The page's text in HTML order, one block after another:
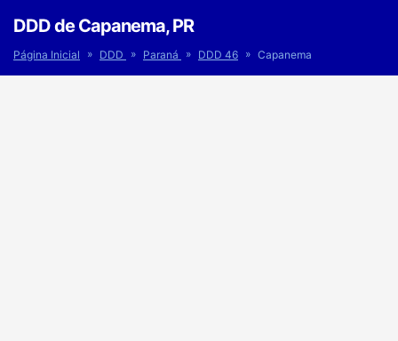
DDD de Capanema, PR
Página Inicial » DDD » Paraná » DDD 46 » Capanema